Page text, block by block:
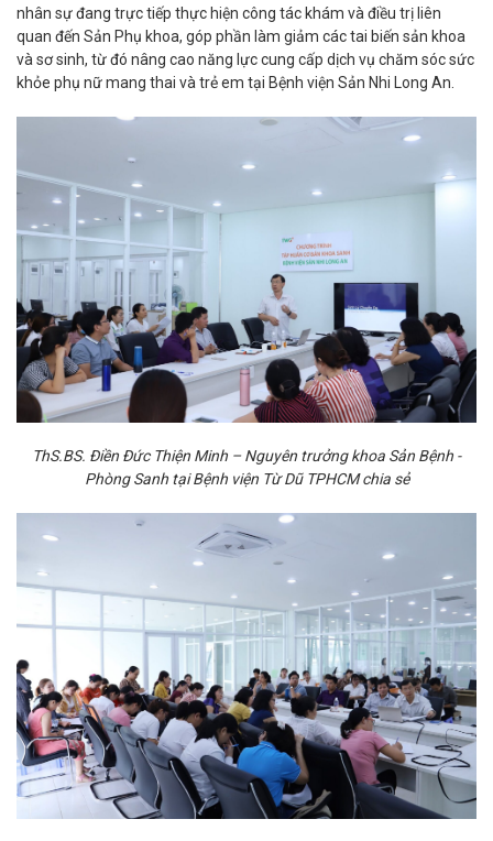
nhân sự đang trực tiếp thực hiện công tác khám và điều trị liên
quan đến Sản Phụ khoa, góp phần làm giảm các tai biến sản khoa
và sơ sinh, từ đó nâng cao năng lực cung cấp dịch vụ chăm sóc sức
khỏe phụ nữ mang thai và trẻ em tại Bệnh viện Sản Nhi Long An.
ThS.BS. Điền Đức Thiện Minh – Nguyên trưởng khoa Sản Bệnh -
Phòng Sanh tại Bệnh viện Từ Dũ TPHCM chia sẻ